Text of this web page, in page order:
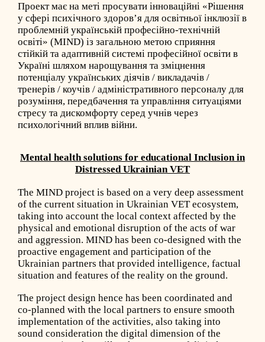
Проект має на меті просувати інноваційні «Рішення
у сфері психічного здоров’я для освітньої інклюзії в
проблемній українській професійно-технічній
освіті» (MIND) із загальною метою сприяння
стійкій та адаптивній системі професійної освіти в
Україні шляхом нарощування та зміцнення
потенціалу українських діячів / викладачів /
тренерів / коучів / адміністративного персоналу для
розуміння, передбачення та управління ситуаціями
стресу та дискомфорту серед учнів через
психологічний вплив війни.
Mental health solutions for educational Inclusion in
Distressed Ukrainian VET
The MIND project is based on a very deep assessment
of the current situation in Ukrainian VET ecosystem,
taking into account the local context affected by the
physical and emotional disruption of the acts of war
and aggression. MIND has been co-designed with the
proactive engagement and participation of the
Ukrainian partners that provided intelligence, factual
situation and features of the reality on the ground.
The project design hence has been coordinated and
co-planned with the local partners to ensure smooth
implementation of the activities, also taking into
sound consideration the digital dimension of the